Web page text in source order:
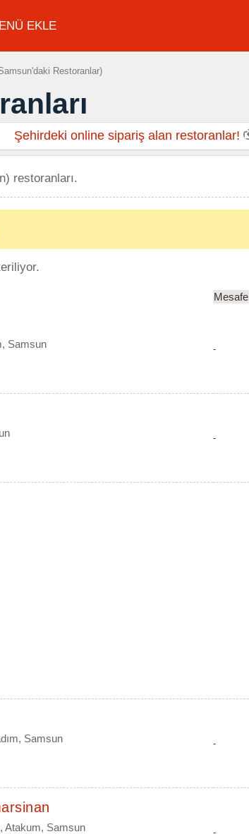
EKLE
Restoranlar)
Şehirdeki online sipariş alan restoranlar!
restoranları.
Mesafe
Samsun -
-
Samsun -
Atakum, Samsun